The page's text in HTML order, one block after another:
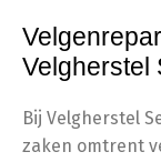
Velgherstel
Bij Velgherstel
zaken omtrent